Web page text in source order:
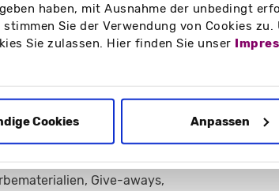
haben, mit Ausnahme der unbedingt
stimmen Sie der Verwendung von Cookies
Sie zulassen. Hier finden Sie unser
Cookies Anpassen
400 g/m²
Give-aways,